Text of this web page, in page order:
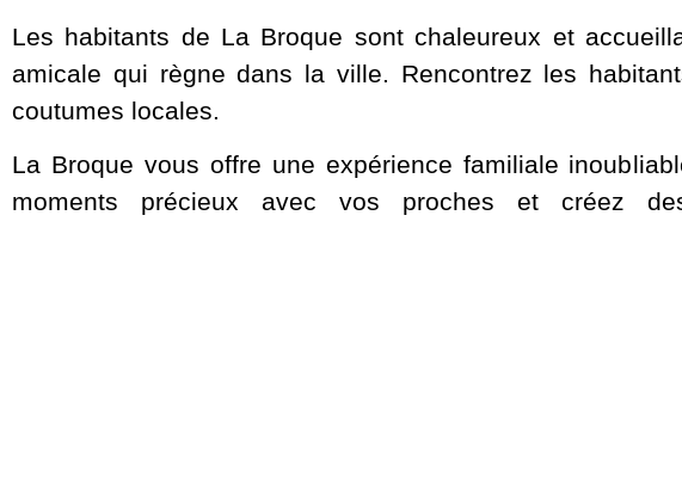
Les habitants de La Broque sont chaleureux et
amicale qui règne dans la ville. Rencontrez les
coutumes locales.
La Broque vous offre une expérience familiale
moments précieux avec vos proches et créez